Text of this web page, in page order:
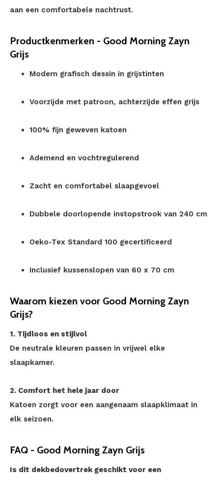
aan een comfortabele nachtrust.
Productkenmerken - Good Morning Zayn
Grijs
Modern grafisch dessin in grijstinten
Voorzijde met patroon, achterzijde effen grijs
100% fijn geweven katoen
Ademend en vochtregulerend
Zacht en comfortabel slaapgevoel
Dubbele doorlopende instopstrook van 240 cm
Oeko-Tex Standard 100 gecertificeerd
Inclusief kussenslopen van 60 x 70 cm
Waarom kiezen voor Good Morning Zayn
Grijs?
1. Tijdloos en stijlvol
De neutrale kleuren passen in vrijwel elke
slaapkamer.
2. Comfort het hele jaar door
Katoen zorgt voor een aangenaam slaapklimaat in
elk seizoen.
FAQ - Good Morning Zayn Grijs
Is dit dekbedovertrek geschikt voor een